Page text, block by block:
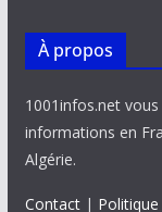
À propos
1001infos.net vous
informations en
Algérie.
Contact|